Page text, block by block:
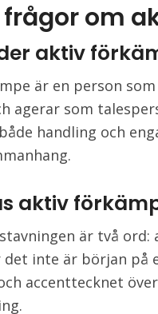
om
aktiv
är en person
agerar som
handling och
aktiv
är två ord:
det inte är början på
accenttecknet